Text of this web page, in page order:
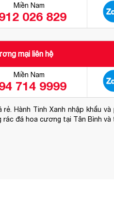
Miền Nam
026 829
mại liên hệ
Miền Nam
714 9999
Hành Tinh Xanh nhập khẩu và
rác đá hoa cương tại Tân Bình